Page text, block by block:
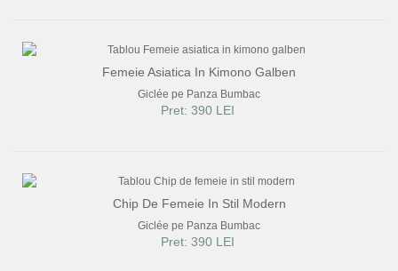
Femeie Asiatica In Kimono Galben
Giclée pe Panza Bumbac
Pret: 390 LEI
Chip De Femeie In Stil Modern
Giclée pe Panza Bumbac
Pret: 390 LEI